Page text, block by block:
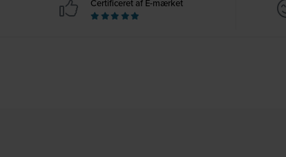
Certificeret af E-mærket